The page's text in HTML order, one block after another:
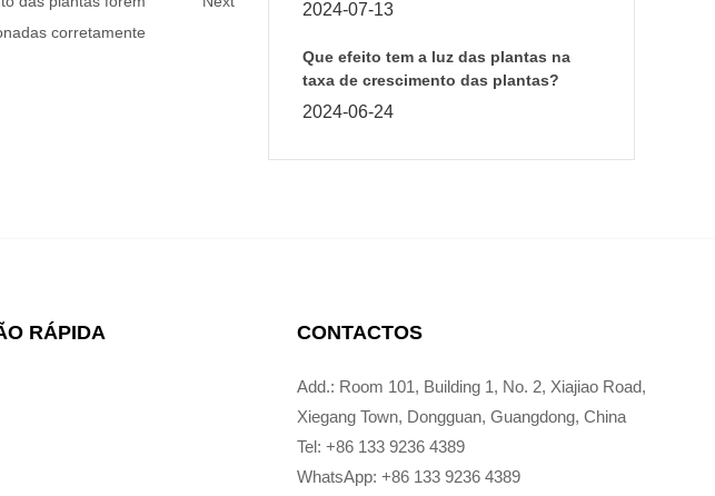
corretamente
2024-07-13
Que efeito tem a luz das plantas na
taxa de crescimento das plantas?
2024-06-24
RÁPIDA CONTACTOS
Add.: Room 101, Building 1, No. 2, Xiajiao Road,
Xiegang Town, Dongguan, Guangdong, China
Tel: +86 133 9236 4389
WhatsApp: +86 133 9236 4389